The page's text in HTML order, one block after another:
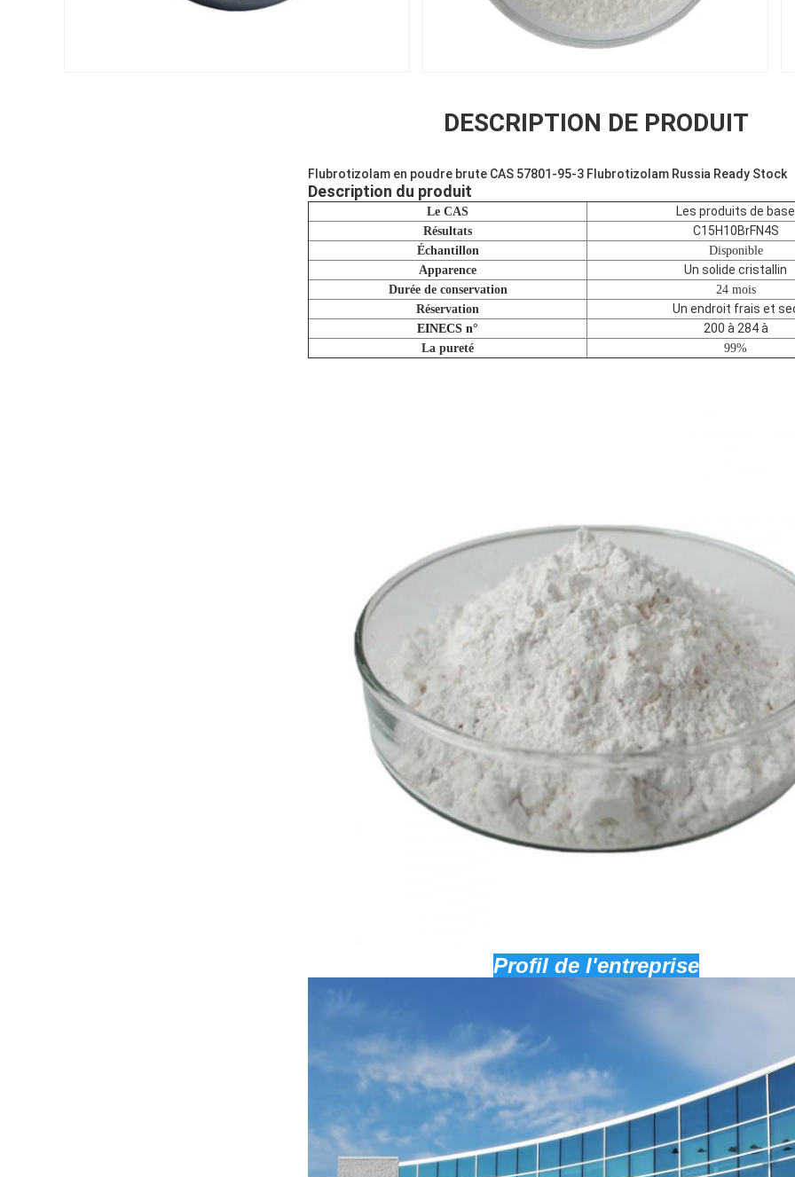
DESCRIPTION DE PRODUIT
Flubrotizolam en poudre brute CAS 57801-95-3 Flubrotizolam Russia Ready Stock
Description du produit
Le CAS Les produits de base
Résultats C15H10BrFN4S
Échantillon
Disponible
Apparence
Un solide cristallin
Durée de conservation
24 mois
Réservation
Un endroit frais et
EINECS n° 200 à 284 à
La pureté 99%
Profil de l'entreprise